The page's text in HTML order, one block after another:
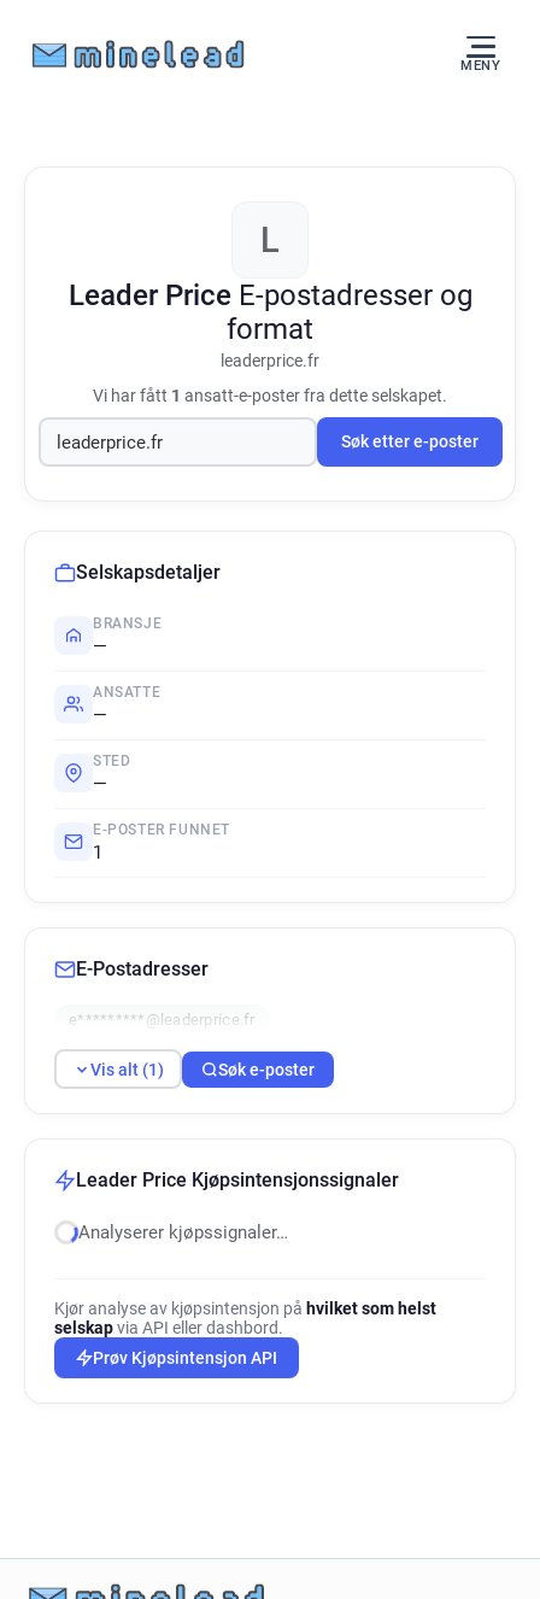
MENY
L
Leader Price E-postadresser og
format
leaderprice.fr
Vi har fått 1 ansatt-e-poster fra dette selskapet.
Søk etter e-poster
Selskapsdetaljer
BRANSJE
—
ANSATTE
—
STED
—
E-POSTER FUNNET
1
E-Postadresser
e*********@leaderprice.fr
Vis alt (1) Søk e-poster
Leader Price Kjøpsintensjonssignaler
Analyserer kjøpssignaler…
Kjør analyse av kjøpsintensjon på hvilket som helst
selskapvia API eller dashbord.
Prøv Kjøpsintensjon API